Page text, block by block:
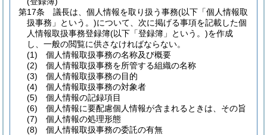
第17条
議長は、個人情報を取り扱う事務(以下「個人情報取
扱事務」という。)について、次に掲げる事項を記載した個
人情報取扱事務登録簿(以下「登録簿」という。)を作成
し、一般の閲覧に供さなければならない。
(1)
個人情報取扱事務の名称及び概要
(2)
個人情報取扱事務を所管する組織の名称
(3)
個人情報取扱事務の目的
(4)
個人情報取扱事務の対象者
(5)
個人情報の記録項目
(6)
個人情報に要配慮個人情報が含まれるときは、その旨
(7)
個人情報の処理形態
(8)
個人情報取扱事務の委託の有無